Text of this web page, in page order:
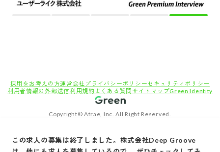
この求人の募集は終了しました。 株式会社Deep Groove
採用をお考えの方運営会社 プライバシーポリシーセキュリティポリシー
利用者情報の外部送信利用規約 よくある質問 サイトマップGreen Identity
Copyright© Atrae, Inc. All Right Reserved.
【リモート可】QAからエンジニアへのキャリアアップ、ClaudeCodeで実現する自動化エ